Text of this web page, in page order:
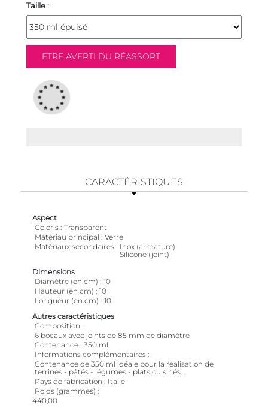
Taille :
CARACTÉRISTIQUES
Aspect
Coloris Transparent
Matériau principal
Verre
Matériaux secondaires
Inox (armature)
Silicone (joint)
Dimensions
Diamètre (en cm)
10
Hauteur (en cm)
10
Longueur (en cm)
10
Autres caractéristiques
Composition
6 bocaux avec joints de 85 mm de diamètre
Contenance 350 ml
Informations complémentaires
Contenance de 350 ml idéale pour la réalisation de
terrines - pâtés - légumes - plats cuisinés...
Pays de fabrication
Italie
Poids (grammes)
440,00